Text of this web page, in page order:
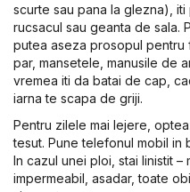
scurte sau pana la glezna),
rucsacul sau geanta de sala.
putea aseza prosopul pentru
par, mansetele, manusile de
vremea iti da batai de cap,
iarna te scapa de griji.
Pentru zilele mai lejere,
tesut. Pune telefonul mobil in
In cazul unei ploi, stai linistit
impermeabil, asadar, toate